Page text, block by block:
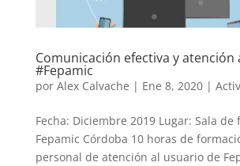
Comunicación efectiva y atención
#Fepamic
por Alex Calvache | Ene 8, 2020|
Fecha: Diciembre 2019 Lugar: Sala de
Fepamic Córdoba 10 horas de
personal de atención al usuario de